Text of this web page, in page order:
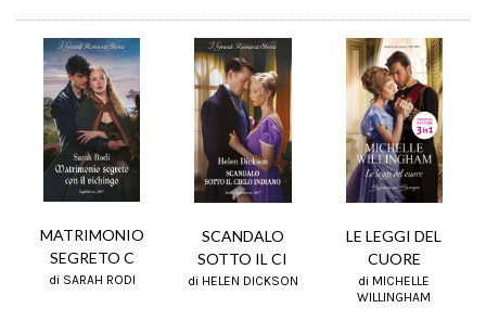
MATRIMONIO
SEGRETO C
di SARAH RODI
SCANDALO
SOTTO IL CI
di HELEN DICKSON
LE LEGGI DEL
CUORE
di MICHELLE
WILLINGHAM